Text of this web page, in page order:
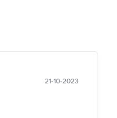
21-10-2023